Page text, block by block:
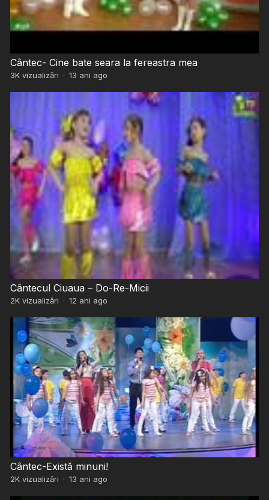
Cântec- Cine bate seara la fereastra mea
3Kvizualizări · 13 ani ago
Cântecul Ciuaua – Do-Re-Micii
2Kvizualizări · 12 ani ago
Cântec-Există minuni!
2Kvizualizări · 13 ani ago